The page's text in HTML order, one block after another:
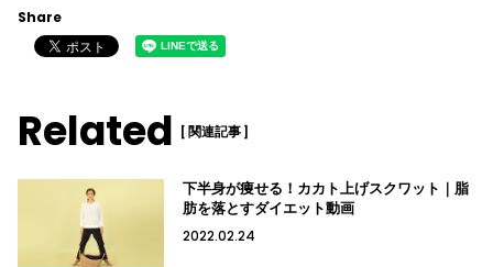
Share
Related [ 関連記事 ]
下半身が痩せる！カカト上げスクワット｜脂
肪を落とすダイエット動画
2022.02.24